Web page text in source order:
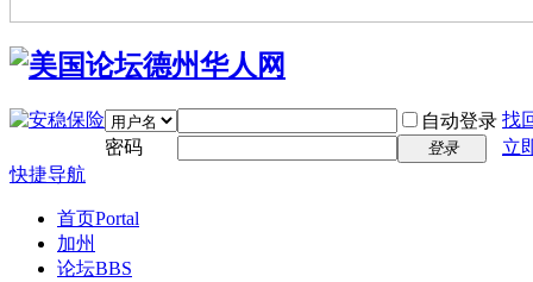
自动登录 找
密码
登录
立
快捷导航
首页Portal
加州
论坛BBS